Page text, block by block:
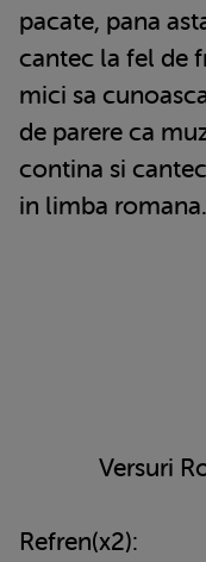
pacate, pana
cantec la fel de
mici sa
de parere ca
contina si
in limba romana.
Versuri
Refren(x2):